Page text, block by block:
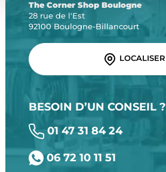
The Corner Shop Boulogne
28 rue de l'Est
92100 Boulogne-Billancourt
LOCALISER
BESOIN D’UN CONSEIL ?
01 47 31 84 24
06 72 10 11 51